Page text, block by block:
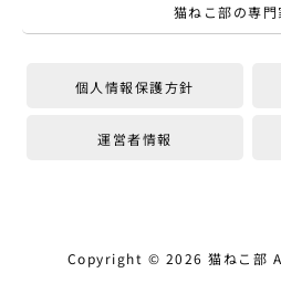
猫ねこ部の専門
個人情報保護方針
運営者情報
Copyright © 2026 猫ねこ部